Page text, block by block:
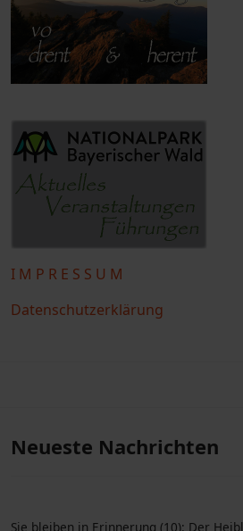
I M P R E S S U M
Datenschutzerklärung
Neueste Nachrichten
Sie bleiben in Erinnerung (10): Der Heibl